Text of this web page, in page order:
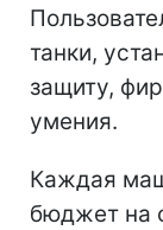
танки,
защиту,
умения.
Каждая
бюджет на